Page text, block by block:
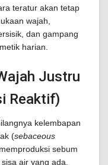
teratur akan tetap
wajah,
dan gampang
harian.
Justru
Reaktif)
kelembapan
(sebaceous
sebum
air yang ada.